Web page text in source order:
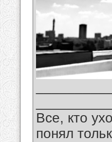
Все, кто
понял